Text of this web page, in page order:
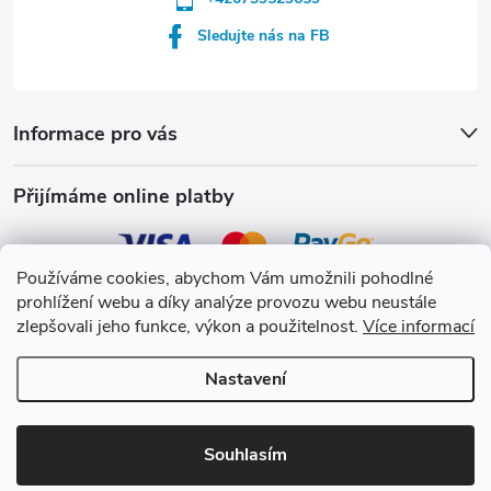
Používáme cookies, abychom Vám umožnili pohodlné
prohlížení webu a díky analýze provozu webu neustále
zlepšovali jeho funkce, výkon a použitelnost. Více informací
Nastavení
Souhlasím
Informace pro vás
Přijímáme online platby
Sledujte nás na FB
Crystalpool s.r.o.
Copyright 2026Crystalpool e-shop. Všechna práva vyhrazena.Upravit
nastavení cookies